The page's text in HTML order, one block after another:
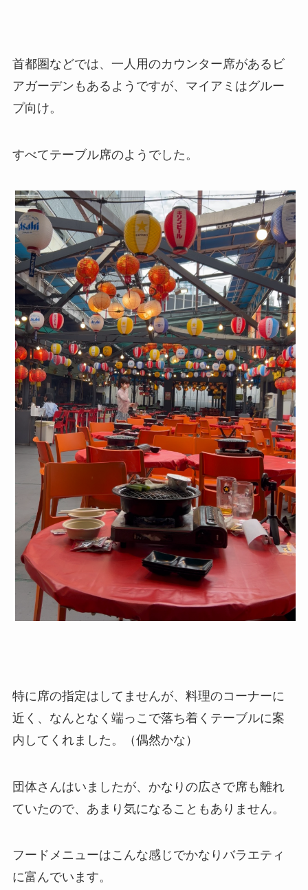
首都圏などでは、一人用のカウンター席があるビ
アガーデンもあるようですが、マイアミはグルー
プ向け。
すべてテーブル席のようでした。
特に席の指定はしてませんが、料理のコーナーに
近く、なんとなく端っこで落ち着くテーブルに案
内してくれました。（偶然かな）
団体さんはいましたが、かなりの広さで席も離れ
ていたので、あまり気になることもありません。
フードメニューはこんな感じでかなりバラエティ
に富んでいます。